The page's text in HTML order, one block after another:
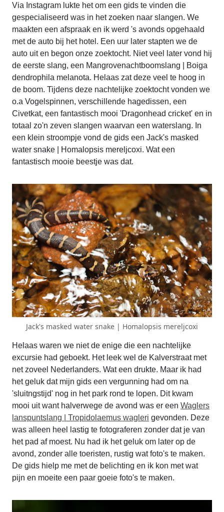
Via Instagram lukte het om een gids te vinden die
gespecialiseerd was in het zoeken naar slangen. We
maakten een afspraak en ik werd 's avonds opgehaald
met de auto bij het hotel. Een uur later stapten we de
auto uit en begon onze zoektocht. Niet veel later vond hij
de eerste slang, een Mangrovenachtboomslang | Boiga
dendrophila melanota. Helaas zat deze veel te hoog in
de boom. Tijdens deze nachtelijke zoektocht vonden we
o.a Vogelspinnen, verschillende hagedissen, een
Civetkat, een fantastisch mooi 'Dragonhead cricket' en in
totaal zo'n zeven slangen waarvan een waterslang. In
een klein stroompje vond de gids een Jack's masked
water snake | Homalopsis mereljcoxi. Wat een
fantastisch mooie beestje was dat.
Jack's masked water snake | Homalopsis mereljcoxi
Helaas waren we niet de enige die een nachtelijke
excursie had geboekt. Het leek wel de Kalverstraat met
net zoveel Nederlanders. Wat een drukte. Maar ik had
het geluk dat mijn gids een vergunning had om na
'sluitngstijd' nog in het park rond te lopen. Dit kwam
mooi uit want halverwege de avond was er een Waglers
lanspuntslang | Tropidolaemus wagleri gevonden. Deze
was alleen heel lastig te fotograferen zonder dat je van
het pad af moest. Nu had ik het geluk om later op de
avond, zonder alle toeristen, rustig wat foto's te maken.
De gids hielp me met de belichting en ik kon met wat
pijn en moeite een paar goeie foto's te maken.